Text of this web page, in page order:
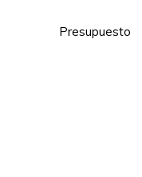
Presupuesto